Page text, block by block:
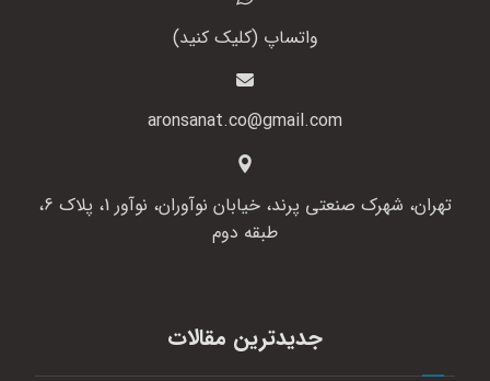
واتساپ (کلیک کنید)
aronsanat.co@gmail.com
تهران، شهرک صنعتی پرند، خیابان نوآوران، نوآور 1، پلاک 6،
طبقه دوم
جدیدترین مقالات